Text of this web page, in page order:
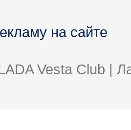
на сайте
Vesta Club |